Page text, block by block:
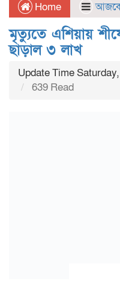
Home
মৃত্যুতে এশিয়ায়
ছাড়াল ৩ লাখ
Update Time
639 Read